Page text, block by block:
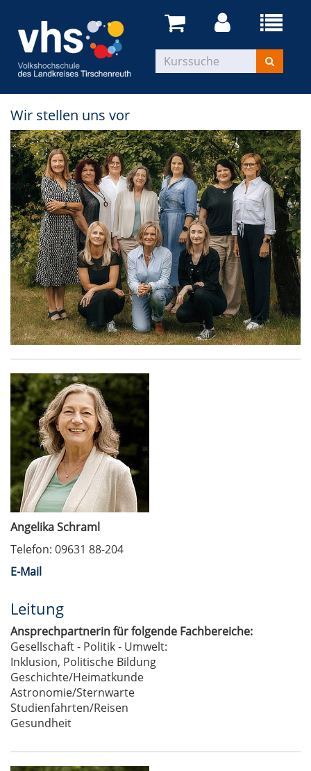
Wir stellen uns vor
Angelika Schraml
Telefon: 09631 88-204
E-Mail
Leitung
Ansprechpartnerin für folgende Fachbereiche:
Gesellschaft - Politik - Umwelt:
Inklusion, Politische Bildung
Geschichte/Heimatkunde
Astronomie/Sternwarte
Studienfahrten/Reisen
Gesundheit